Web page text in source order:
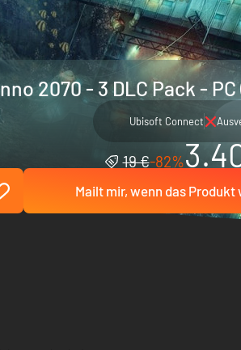
2070 - 3 DLC Pack -
Ubisoft Connect
19 €-82%
Mailt mir, wenn das